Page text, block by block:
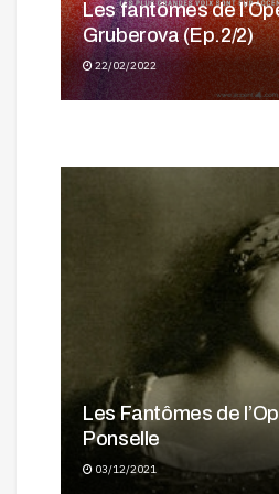
Les fantômes de
Gruberova (Ep.2/2)
22/02/2022
Les Fantômes de
Gruberova (Ep.1/2)
25/01/2022
Les Fantômes de
Spéciale André Tubeuf
Les Fantômes de
Ponselle
03/12/2021